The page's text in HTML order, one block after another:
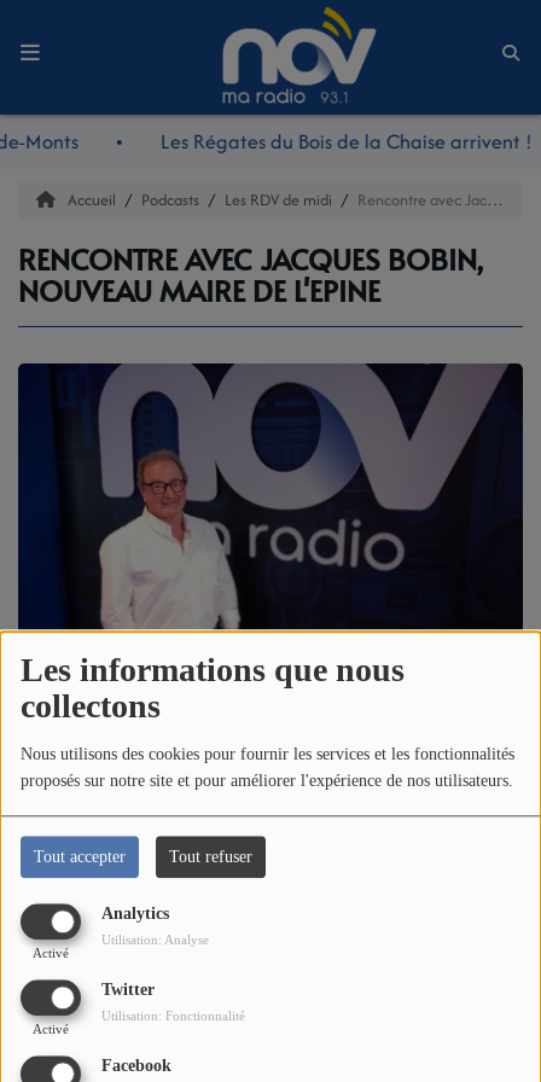
Les informations que nous
collectons
Nous utilisons des cookies pour fournir les services et les fonctionnalités
proposés sur notre site et pour améliorer l'expérience de nos utilisateurs.
Tout accepter Tout refuser
Analytics
Activé
Utilisation: Analyse
Twitter
Activé
Utilisation: Fonctionnalité
Facebook
Monts Les Régates du Bois de la Chaise arrivent !
Accueil
LE JOURNAL
LES RDV DE MIDI
LES REPORTAGES
LES NOUVEAUTÉS NOV
LA RADIO
LES BÉNÉVOLES
LA GRILLE DES PROGRAMMES
LES TITRES DIFFUSES
NOS PARTENAIRES
NOS MECENES
Accueil Podcasts Les RDV de midi Rencontre avec Jacques Bobin, nouveau maire de l'Epine
RENCONTRE AVEC JACQUES BOBIN,
NOUVEAU MAIRE DE L'EPINE
01 JUILLET 2026 - 13:13
Écouter le podcast
Notre tour des maires du Nord-Ouest Vendée
fois un nouveau maire, élu en mars à L’Epine,